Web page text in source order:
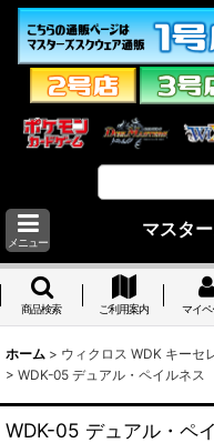
メニュー
マスタ
商品検索 ご利用案内 マイペ
ホーム > ウィクロス WDK キーセ
> WDK-05 デュアル・ペイルネス
WDK-05 デュアル・ペ